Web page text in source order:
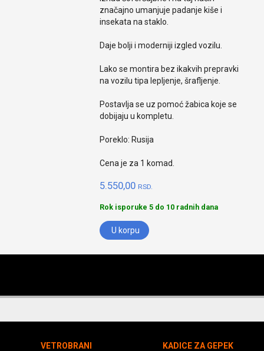
značajno umanjuje padanje kiše i
insekata na staklo.
Daje bolji i moderniji izgled vozilu.
Lako se montira bez ikakvih prepravki
na vozilu tipa lepljenje, šrafljenje.
Postavlja se uz pomoć žabica koje se
dobijaju u kompletu.
Poreklo: Rusija
Cena je za 1 komad.
5.550,00 RSD.
Rok isporuke 5 do 10 radnih dana
U korpu
VETROBRANI KADICE ZA GEPEK